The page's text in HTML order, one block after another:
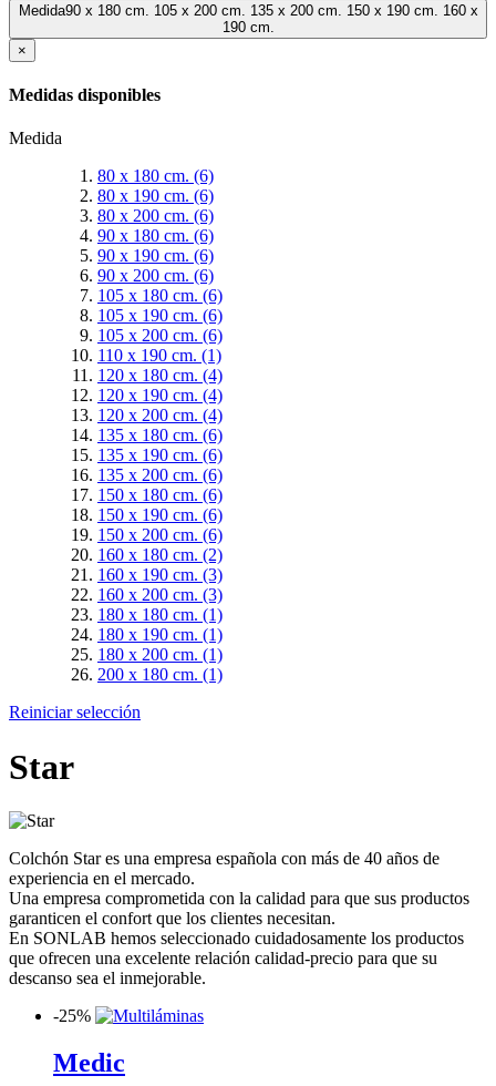
Medida90 x 180 cm. 105 x 200 cm. 135 x 200 cm. 150 x 190 cm. 160 x
190 cm.
×
Medidas disponibles
Medida
80 x 180 cm. (6)
80 x 190 cm. (6)
80 x 200 cm. (6)
90 x 180 cm. (6)
90 x 190 cm. (6)
90 x 200 cm. (6)
105 x 180 cm. (6)
105 x 190 cm. (6)
105 x 200 cm. (6)
110 x 190 cm. (1)
120 x 180 cm. (4)
120 x 190 cm. (4)
120 x 200 cm. (4)
135 x 180 cm. (6)
135 x 190 cm. (6)
135 x 200 cm. (6)
150 x 180 cm. (6)
150 x 190 cm. (6)
150 x 200 cm. (6)
160 x 180 cm. (2)
160 x 190 cm. (3)
160 x 200 cm. (3)
180 x 180 cm. (1)
180 x 190 cm. (1)
180 x 200 cm. (1)
200 x 180 cm. (1)
Reiniciar selección
Star
Colchón Star es una empresa española con más de 40 años de
experiencia en el mercado.
Una empresa comprometida con la calidad para que sus productos
garanticen el confort que los clientes necesitan.
En SONLAB hemos seleccionado cuidadosamente los productos
que ofrecen una excelente relación calidad-precio para que su
descanso sea el inmejorable.
-25%
Medic